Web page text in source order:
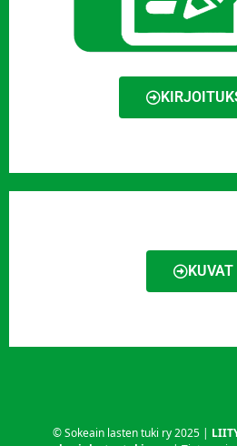
KUVAT
© Sokeain lasten tuki ry 2025 |